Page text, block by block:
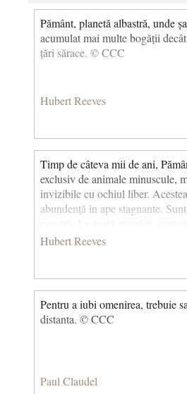
Pământ, planetă albastră, unde
acumulat mai multe bogății
țări sărace. © CCC
Hubert Reeves
Timp de câteva mii de ani,
exclusiv de animale minuscule,
invizibile cu ochiul liber.
abundență în ape stagnante.
noastră. La scară atomică, sunt
numărul de atomi din fiecare se
stele acum moarte. Aceste
mai mult decât suma
Au dobândit o proprietate care
nucleonilor și a atomilor: pot
este asigurată automat de
a le menține într-o stare de
Hubert Reeves
Pentru a iubi omenirea, trebuie
distanta. © CCC
Paul Claudel